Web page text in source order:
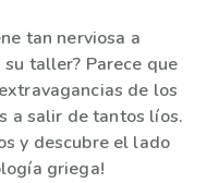
tan nerviosa a
taller? Parece que
de los
a salir de tantos líos.
y descubre el lado
griega!